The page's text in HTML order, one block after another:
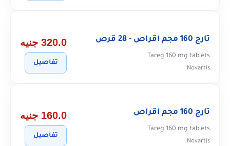
تارج 160 مجم اقراص - 28 قرص
Tareg 160 mg tablets
Novartis
320.0 جنيه
تفاصيل
تارج 160 مجم اقراص
Tareg 160 mg tablets
Novartis
160.0 جنيه
تفاصيل